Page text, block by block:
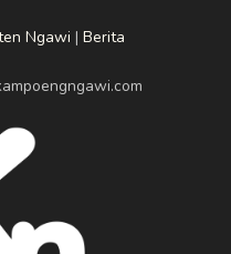
Ngawi | Berita